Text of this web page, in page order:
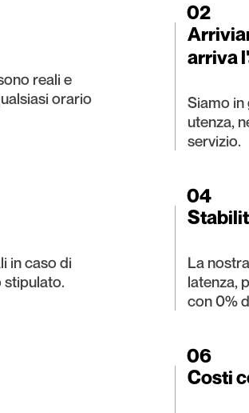
reali e
orario
02
arriva
Siamo in
utenza,
servizio.
in caso di
stipulato.
04
La
latenza,
con 0%
06
Costi